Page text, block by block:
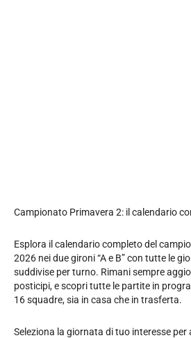
Campionato Primavera 2: il calendario
Esplora il calendario completo del
2026 nei due gironi “A e B” con tutte le
suddivise per turno. Rimani sempre
posticipi, e scopri tutte le partite in
16 squadre, sia in casa che in trasferta.
Seleziona la giornata di tuo interesse per